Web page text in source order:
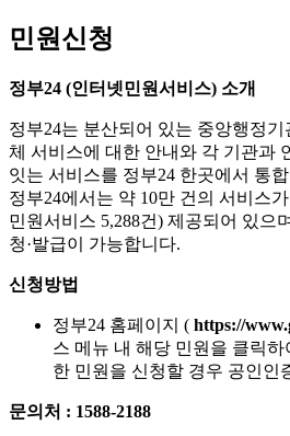
민원신청
정부24 (인터넷민원서비스) 소개
정부24는 분산되어 있는 중앙행정
체 서비스에 대한 안내와 각 기관과
잇는 서비스를 정부24 한곳에서 통
정부24에서는 약 10만 건의 서비스
민원서비스 5,288건) 제공되어 있으
청·발급이 가능합니다.
신청방법
정부24 홈페이지 ( https://
스 메뉴 내 해당 민원을 클릭
한 민원을 신청할 경우 공인인
문의처 : 1588-2188